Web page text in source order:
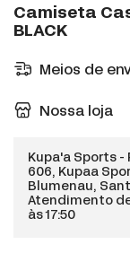
Camiseta
BLACK
Meios de
Nossa loja
Kupa'a Sports -
606, Kupaa
Blumenau,
Atendimento
às 17:50